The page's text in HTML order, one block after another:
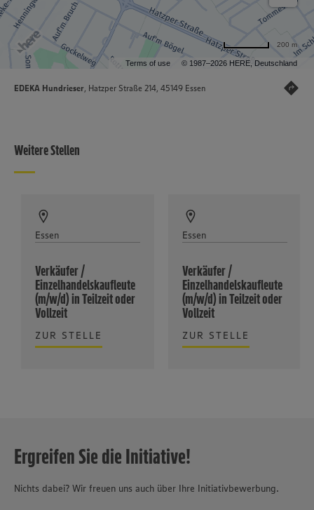
Terms of use © 1987–2026 HERE, Deutschland
200 m
EDEKA Hundrieser , Hatzper Straße 214, 45149 Essen
Weitere Stellen
Essen
Verkäufer /
Einzelhandelskaufleute
(m/w/d) in Teilzeit oder
Vollzeit
ZUR STELLE
Essen
Verkäufer /
Einzelhandelskaufleute
(m/w/d) in Teilzeit oder
Vollzeit
ZUR STELLE
Ergreifen Sie die Initiative!
Nichts dabei? Wir freuen uns auch über Ihre Initiativbewerbung.